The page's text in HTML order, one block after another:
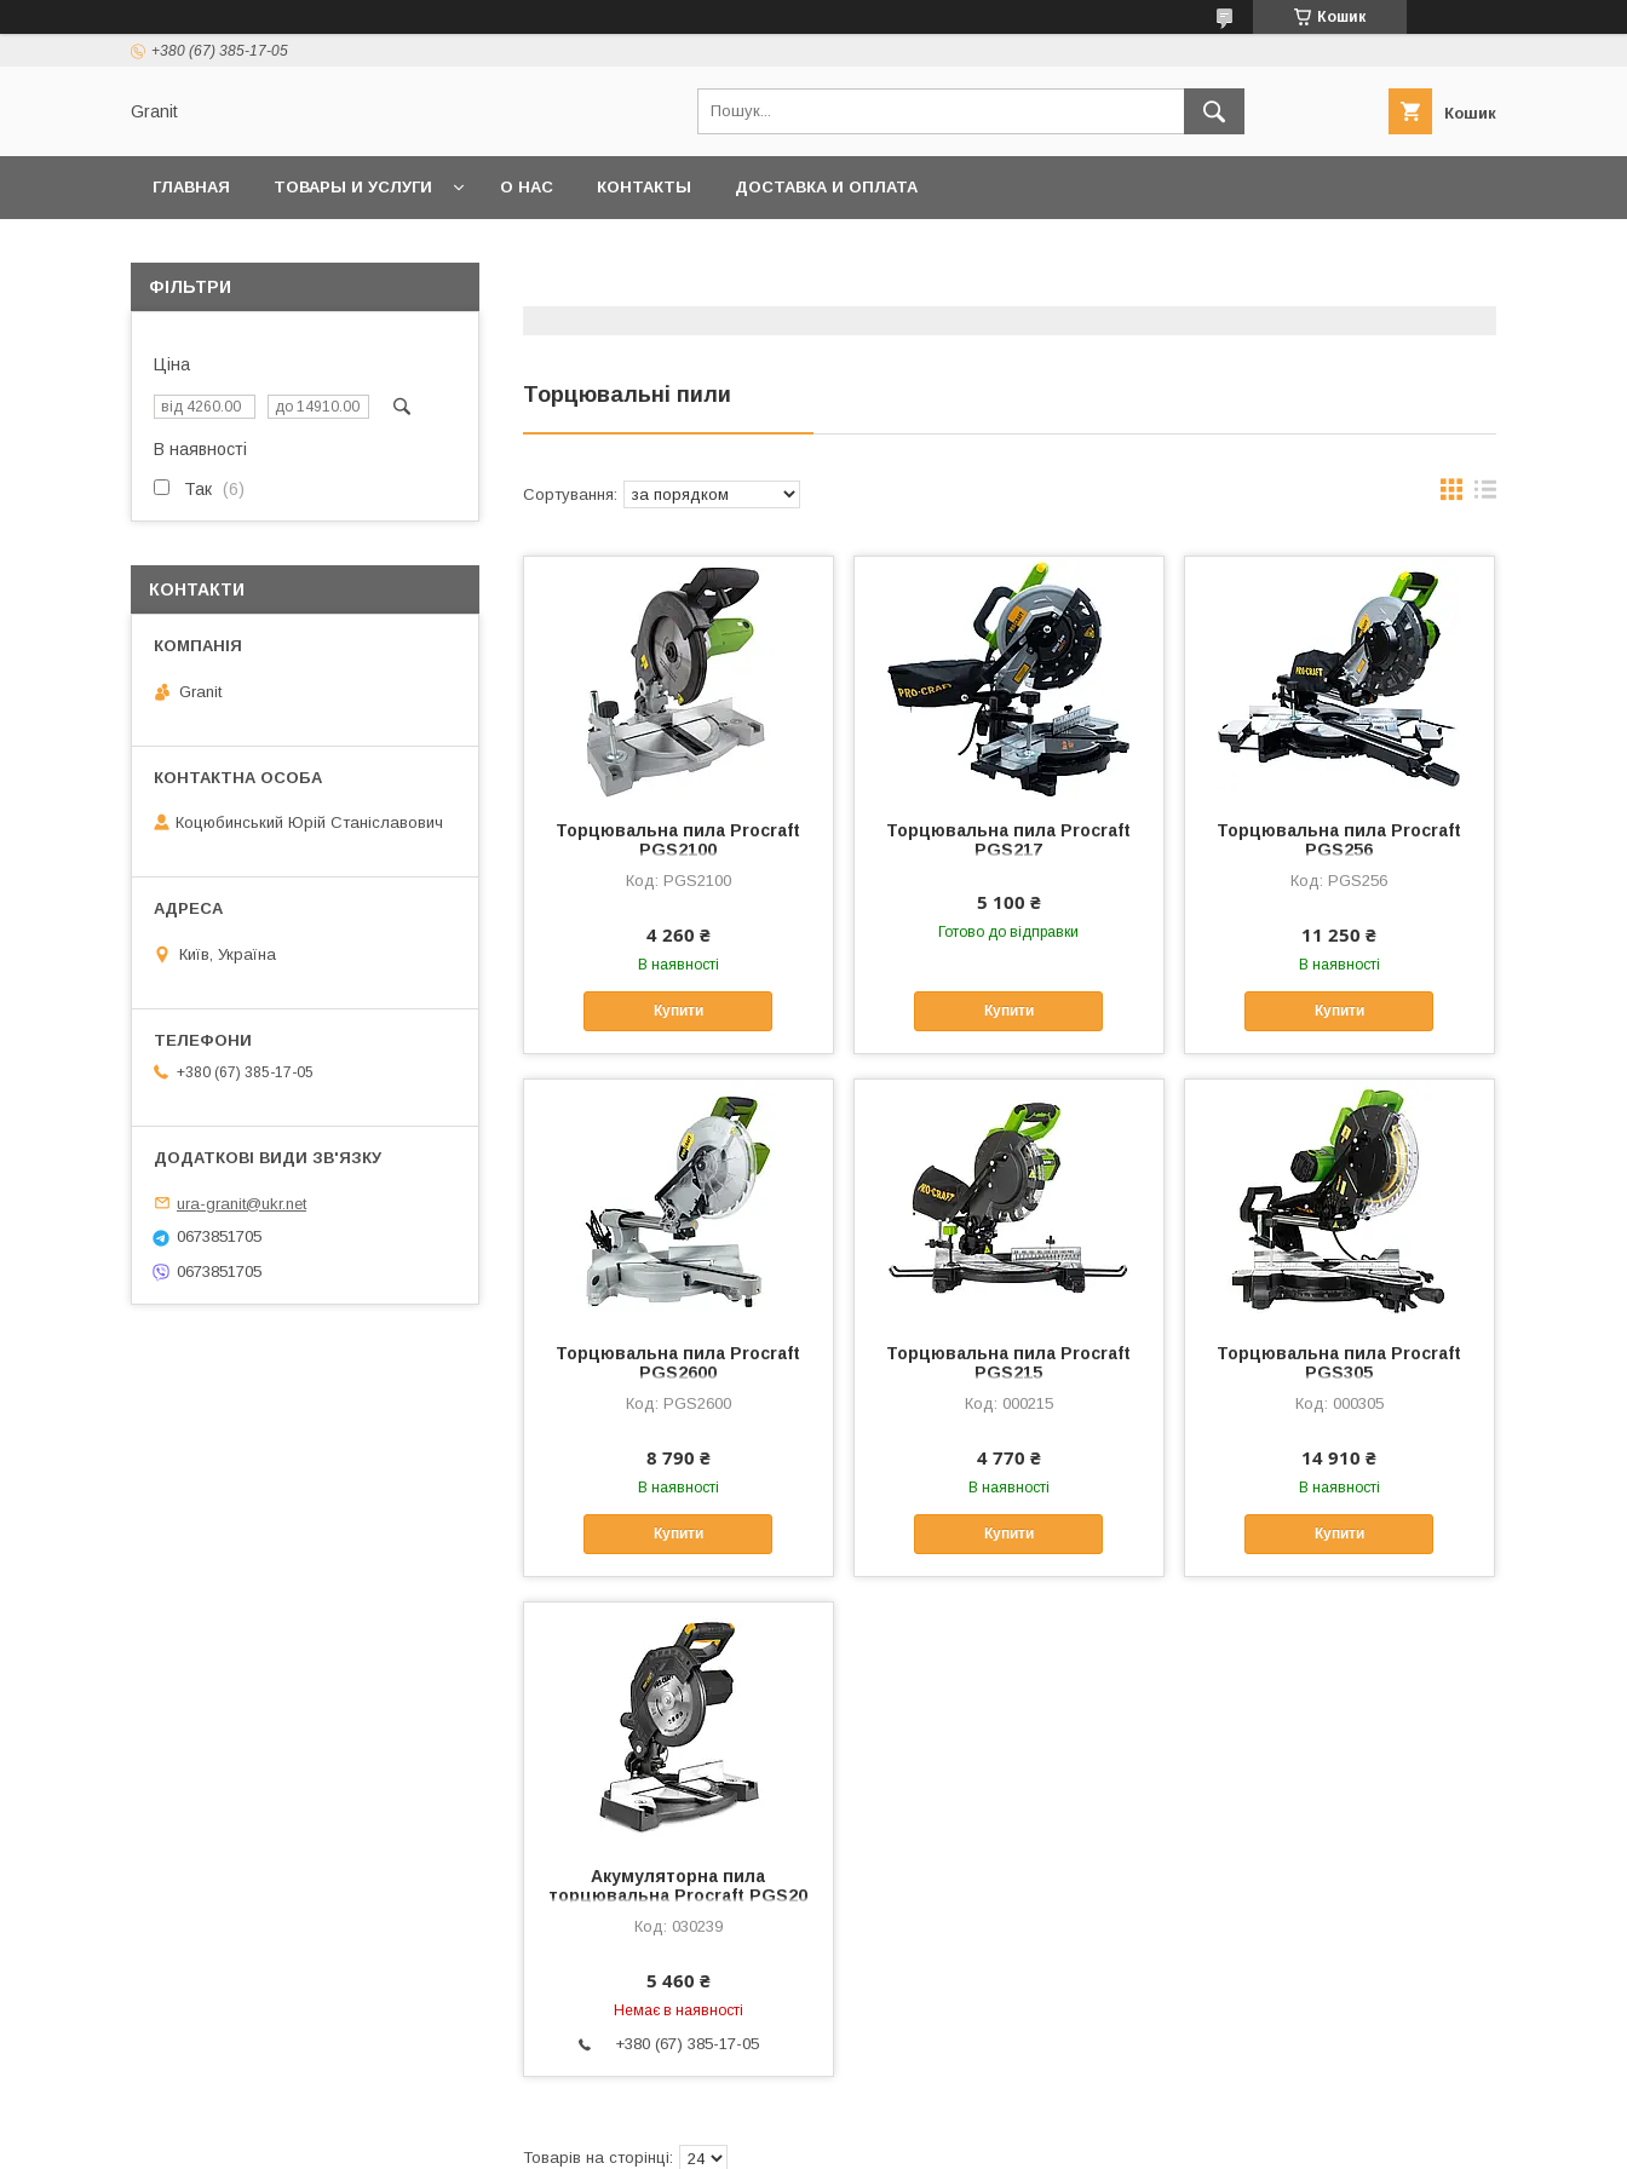
Кошик
+380 (67) 385-17-05
Granit Кошик
ГЛАВНАЯ ТОВАРЫ И УСЛУГИ О НАС КОНТАКТЫ ДОСТАВКА И ОПЛАТА
Торцювальні пили
Торцювальна пила Procraft
PGS2100
PGS2100
4 260 ₴
В наявності
Купити
Торцювальна пила Procraft
PGS217
5 100 ₴
Готово до відправки
Купити
Торцювальна пила Procraft
PGS256
PGS256
11 250 ₴
В наявності
Купити
Торцювальна пила Procraft
PGS2600
PGS2600
8 790 ₴
В наявності
Купити
Торцювальна пила Procraft
PGS215
000215
4 770 ₴
В наявності
Купити
Торцювальна пила Procraft
PGS305
000305
14 910 ₴
В наявності
Купити
Акумуляторна пила
торцювальна Procraft PGS20
030239
5 460 ₴
Немає в наявності
+380 (67) 385-17-05
ФІЛЬТРИ
Ціна
В наявності
Так 6
КОНТАКТИ
Granit
Коцюбинський Юрій Станіславович
Київ, Україна
+380 (67) 385-17-05
ura-granit@ukr.net
0673851705
0673851705